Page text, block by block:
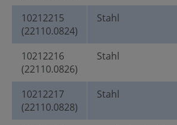
10212215
(22110.0824)
Stahl
10212216
(22110.0826)
Stahl
10212217
(22110.0828)
Stahl